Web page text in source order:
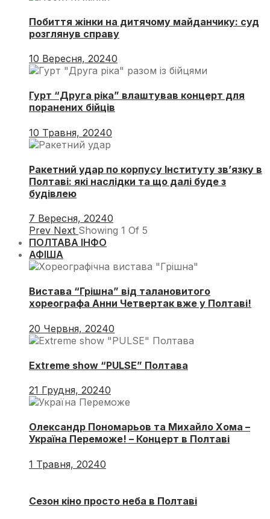
Побиття жінки на дитячому майданчику: суд
розглянув справу
10 Вересня, 20240
Гурт “Друга ріка” влаштував концерт для
поранених бійців
10 Травня, 20240
Ракетний удар по корпусу Інституту зв’язку в
Полтаві: які наслідки та що далі буде з
будівлею
7 Вересня, 20240
Prev Next Showing 1 Of 5
ПОЛТАВА ІНФО
АФІША
Вистава “Грішна” від талановитого
хореографа Анни Четвертак вже у Полтаві!
20 Червня, 20240
Extreme show “PULSE” Полтава
21 Грудня, 20240
Олександр Пономарьов та Михайло Хома –
Україна Переможе! – Концерт в Полтаві
1 Травня, 20240
Сезон кіно просто неба в Полтаві